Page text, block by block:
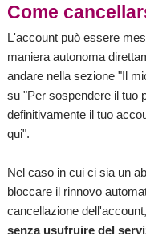
Come
L'account può essere
maniera autonoma
andare nella sezione "Il
su "Per sospendere il tuo
definitivamente il tuo
qui".
Nel caso in cui ci sia un
bloccare il rinnovo
cancellazione
senza usufruire del